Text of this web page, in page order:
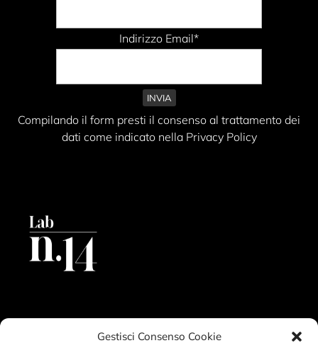
Gestisci Consenso Cookie
Indirizzo Email*
Compilando il form presti il consenso al trattamento dei
dati come indicato nella Privacy Policy